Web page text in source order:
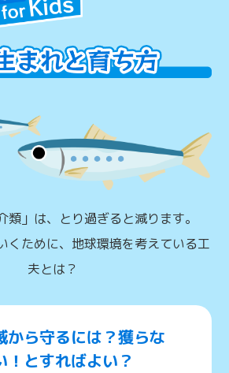
類」は、とり過ぎると減ります。
くために、地球環境を考えている工
夫とは？
から守るには？獲らな
！とすればよい？